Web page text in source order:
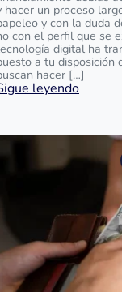
hacer un proceso
y con la duda
con el perfil que se
digital ha
a tu disposición
hacer […]
leyendo